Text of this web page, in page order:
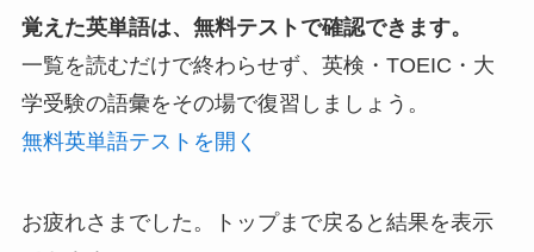
覚えた英単語は、無料テストで確認できます。
一覧を読むだけで終わらせず、英検・TOEIC・大
学受験の語彙をその場で復習しましょう。
無料英単語テストを開く
お疲れさまでした。トップまで戻ると結果を表示